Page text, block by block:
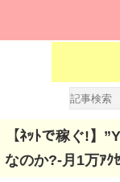
【ﾈｯﾄで稼ぐ!】
なのか?-月1万ｱｸ